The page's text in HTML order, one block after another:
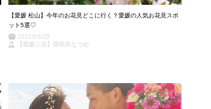
【愛媛 松山】今年のお花見どこに行く？愛媛の人気お花見スポ
ット5選♡
2021/03/25
【愛媛公認】曽我美なつめ